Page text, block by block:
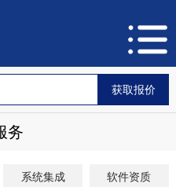
务
系统集成 软件资质